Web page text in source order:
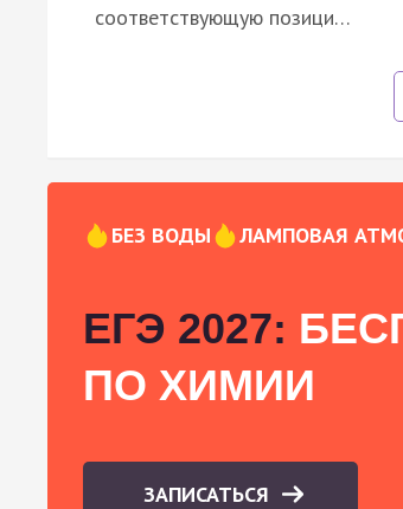
соответствующую позици…
БЕЗ ВОДЫ ЛАМПОВАЯ
ЕГЭ 2027:
ПО ХИМИИ
ЗАПИСАТЬСЯ